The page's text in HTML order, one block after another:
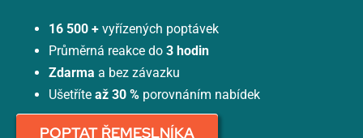
16 500 + vyřízených poptávek
Průměrná reakce do 3 hodin
Zdarma a bez závazku
Ušetříte až 30 %porovnáním nabídek
POPTAT ŘEMESLNÍKA